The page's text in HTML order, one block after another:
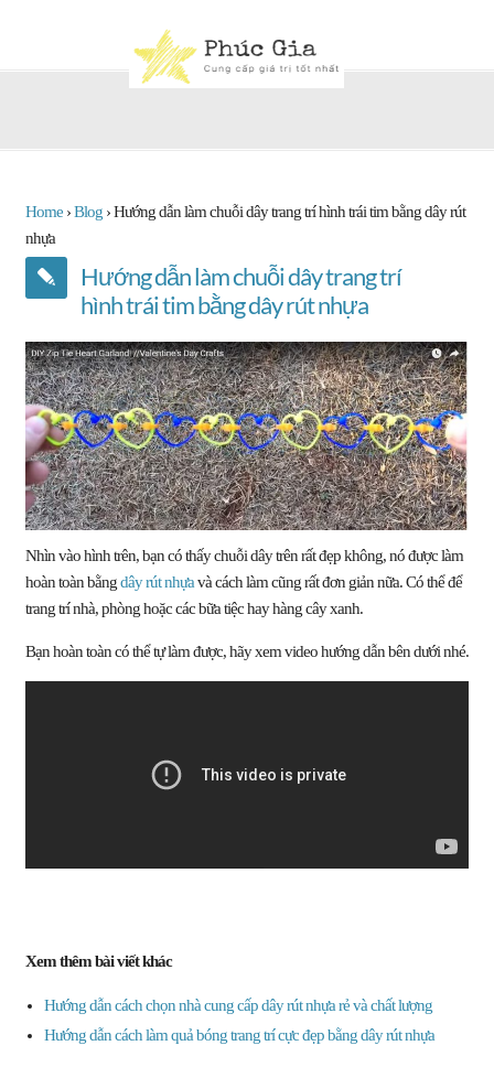
Home ›Blog ›Hướng dẫn làm chuỗi dây trang trí hình trái tim bằng dây rút
nhựa
Hướng dẫn làm chuỗi dây trang trí
hình trái tim bằng dây rút nhựa
Nhìn vào hình trên, bạn có thấy chuỗi dây trên rất đẹp không, nó được làm
hoàn toàn bằngdây rút nhựavà cách làm cũng rất đơn giản nữa. Có thể để
trang trí nhà, phòng hoặc các bữa tiệc hay hàng cây xanh.
Bạn hoàn toàn có thể tự làm được, hãy xem video hướng dẫn bên dưới nhé.
Xem thêm bài viết khác
Hướng dẫn cách chọn nhà cung cấp dây rút nhựa rẻ và chất lượng
Hướng dẫn cách làm quả bóng trang trí cực đẹp bằng dây rút nhựa